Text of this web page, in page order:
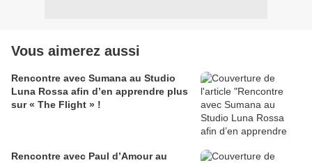
Vous aimerez aussi
Rencontre avec Sumana au Studio
Luna Rossa afin d’en apprendre plus
sur « The Flight » !
Rencontre avec Paul d’Amour au